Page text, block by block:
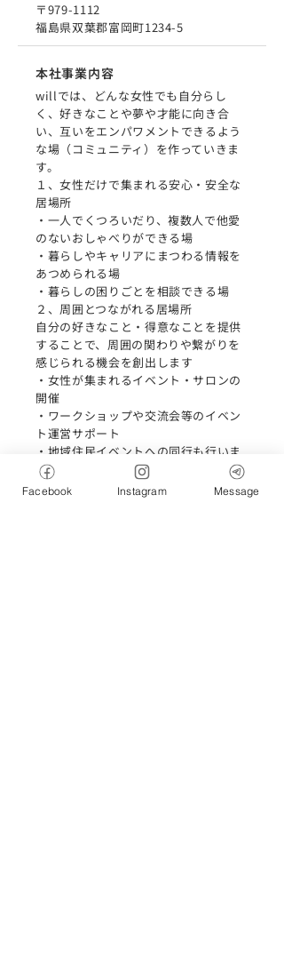
〒979-1112
福島県双葉郡富岡町1234-5
本社事業内容
willでは、どんな女性でも自分らし
く、好きなことや夢や才能に向き合
い、互いをエンパワメントできるよう
な場（コミュニティ）を作っていきま
す。
１、女性だけで集まれる安心・安全な
居場所
・一人でくつろいだり、複数人で他愛
のないおしゃべりができる場
・暮らしやキャリアにまつわる情報を
あつめられる場
・暮らしの困りごとを相談できる場
２、周囲とつながれる居場所
自分の好きなこと・得意なことを提供
することで、周囲の関わりや繋がりを
感じられる機会を創出します
・女性が集まれるイベント・サロンの
開催
・ワークショップや交流会等のイベン
ト運営サポート
・地域住民イベントへの同行も行いま
す。
３、女性専用の相互互助型コワーキン
Facebook Instagram Message